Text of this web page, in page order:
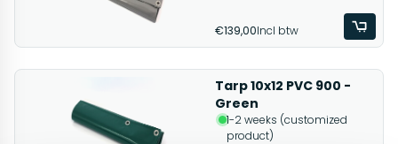
€139,00Incl btw
Tarp 10x12 PVC 900 -
Green
1-2 weeks (customized
product)